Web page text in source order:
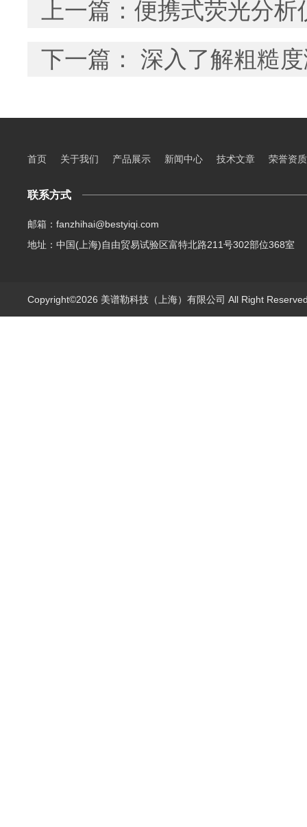
上一篇： 便携式荧光分析
下一篇：
深入了解粗糙
首页 关于我们 产品展示 新闻中心 技术文章 荣誉资质
联系方式
邮箱：fanzhihai@bestyiqi.com
地址：中国(上海)自由贸易试验区富特北路211号302部位368室
Copyright©2026 美谱勒科技（上海）有限公司 All Right